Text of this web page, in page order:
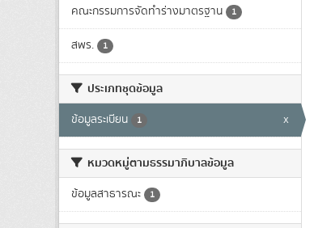
คณะกรรมการจัดทำร่างมาตรฐาน 1
สพร. 1
ประเภทชุดข้อมูล
ข้อมูลระเบียน 1 x
หมวดหมู่ตามธรรมาภิบาลข้อมูล
ข้อมูลสาธารณะ 1